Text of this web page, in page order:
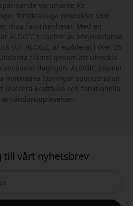
varumärke för
förstklassiga produkter som
dina favoritenheter. Med en
ALOGIC tillbehör av högkvalitativa
stil. ALOGIC är etablerat i över 25
främst genom att utveckla
dagligen. ALOGIC-teamet
innovativa lösningar som utmanar
leverera kraftfulla och funktionella
till vårt nyhetsbrev